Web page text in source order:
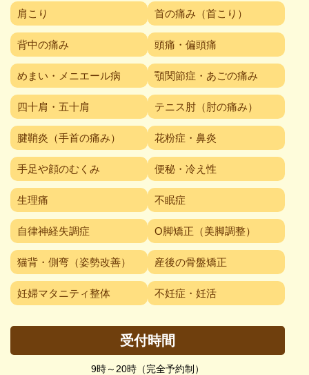
肩こり 首の痛み（首こり）
背中の痛み 頭痛・偏頭痛
めまい・メニエール病 顎関節症・あごの痛み
四十肩・五十肩 テニス肘（肘の痛み）
腱鞘炎（手首の痛み） 花粉症・鼻炎
手足や顔のむくみ 便秘・冷え性
生理痛 不眠症
自律神経失調症 O脚矯正（美脚調整）
猫背・側弯（姿勢改善） 産後の骨盤矯正
妊婦マタニティ整体 不妊症・妊活
受付時間
9時～20時（完全予約制）